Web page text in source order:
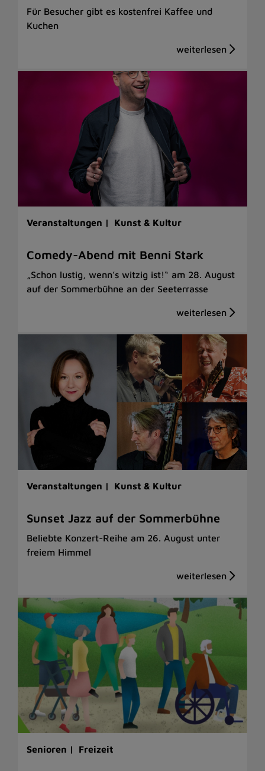
Für Besucher gibt es kostenfrei Kaffee und
Kuchen
Veranstaltungen | Kunst & Kultur
Comedy-Abend mit Benni Stark
„Schon lustig, wenn’s witzig ist!“ am 28. August
auf der Sommerbühne an der Seeterrasse
Veranstaltungen | Kunst & Kultur
Sunset Jazz auf der Sommerbühne
Beliebte Konzert-Reihe am 26. August unter
freiem Himmel
Senioren | Freizeit